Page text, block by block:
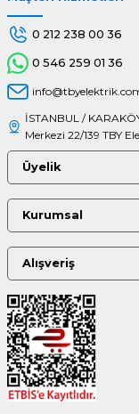
0 212 238 00 36
0 546 259 01 36
İSTANBUL /
Merkezi 22/139 TBY
Üyelik
Kurumsal
Alışveriş